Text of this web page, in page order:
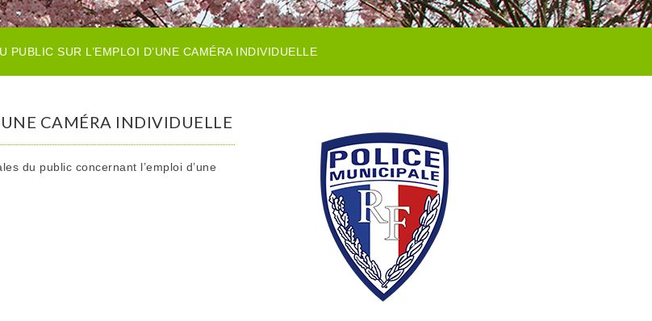
PUBLIC SUR L’EMPLOI D’UNE CAMÉRA INDIVIDUELLE
CAMÉRA INDIVIDUELLE
du public concernant l’emploi d’une